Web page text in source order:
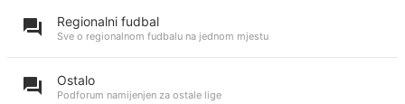
Regionalni fudbal
Sve o regionalnom fudbalu na jednom mjestu
Ostalo
Podforum namijenjen za ostale lige